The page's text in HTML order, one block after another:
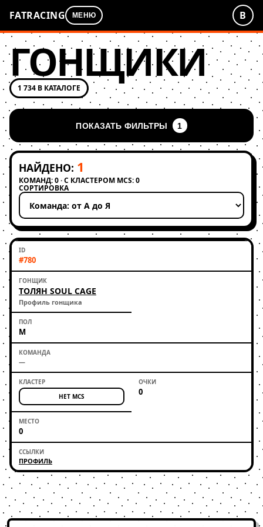
FATRACING МЕНЮ В
ГОНЩИКИ
1 734 В КАТАЛОГЕ
ПОКАЗАТЬ ФИЛЬТРЫ 1
НАЙДЕНО: 1
КОМАНД: 0 · С КЛАСТЕРОМ MCS: 0
СОРТИРОВКА
Применить сортировку
#780
ТОЛЯН SOUL CAGE
Профиль гонщика
М
—
НЕТ MCS 0
0
ПРОФИЛЬ